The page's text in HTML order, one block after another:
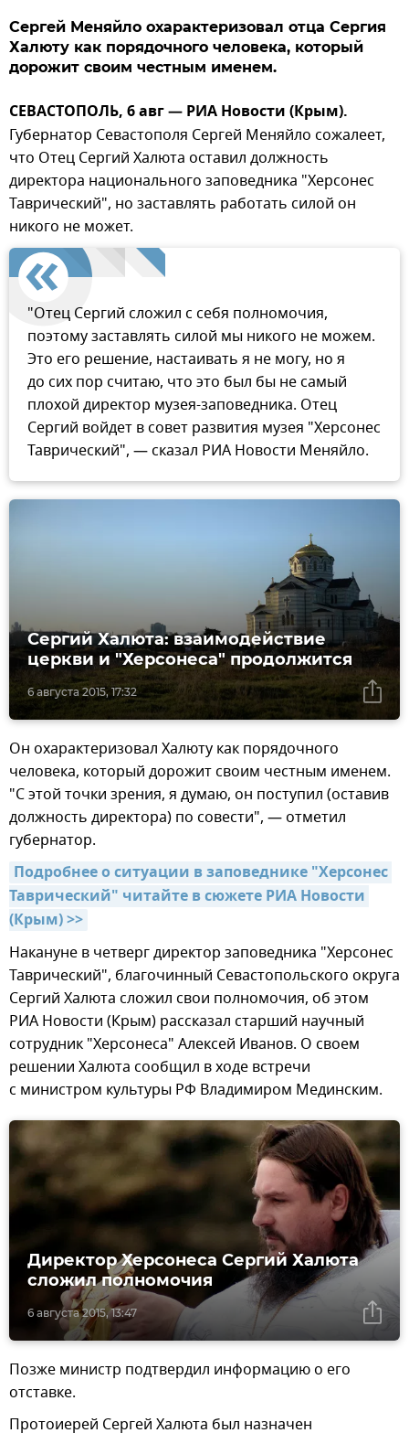
Сергей Меняйло охарактеризовал отца Сергия
Халюту как порядочного человека, который
дорожит своим честным именем.
СЕВАСТОПОЛЬ, 6 авг — РИА Новости (Крым).
Губернатор Севастополя Сергей Меняйло сожалеет,
что Отец Сергий Халюта оставил должность
директора национального заповедника "Херсонес
Таврический", но заставлять работать силой он
никого не может.
"Отец Сергий сложил с себя полномочия,
поэтому заставлять силой мы никого не можем.
Это его решение, настаивать я не могу, но я
до сих пор считаю, что это был бы не самый
плохой директор музея-заповедника. Отец
Сергий войдет в совет развития музея "Херсонес
Таврический", — сказал РИА Новости Меняйло.
6 августа 2015, 17:32
Сергий Халюта: взаимодействие
церкви и "Херсонеса" продолжится
Он охарактеризовал Халюту как порядочного
человека, который дорожит своим честным именем.
"С этой точки зрения, я думаю, он поступил (оставив
должность директора) по совести", — отметил
губернатор.
Подробнее о ситуации в заповеднике "Херсонес
Таврический" читайте в сюжете РИА Новости
(Крым) >>
Накануне в четверг директор заповедника "Херсонес
Таврический", благочинный Севастопольского округа
Сергий Халюта сложил свои полномочия, об этом
РИА Новости (Крым) рассказал старший научный
сотрудник "Херсонеса" Алексей Иванов. О своем
решении Халюта сообщил в ходе встречи
с министром культуры РФ Владимиром Мединским.
6 августа 2015, 13:47
Директор Херсонеса Сергий Халюта
сложил полномочия
Позже министр подтвердил информацию о его
отставке.
Протоиерей Сергей Халюта был назначен